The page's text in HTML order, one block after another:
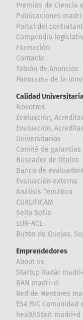
Premios de Ciencia
Publicaciones
Portal del
Compendio
Formación
Contacto
Tablón de Anuncios
Panorama de la
Calidad
Nosotros
Evaluación,
Evaluación,
Universitarios
Comité de
Buscador de títulos
Banco de
Evaluación externa
Análisis Temático
CUALIFICAM
Sello Sofía
EUR-ACE
Buzón de Quejas,
Emprendedores
About us
Startup Radar
BAN madri+d
Red de Mentores
ESA BIC Comunidad
healthStart madri+d